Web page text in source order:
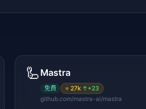
🦾Mastra
免费 ⭐ 27k ↑+23
github.com/mastra-ai/mastra